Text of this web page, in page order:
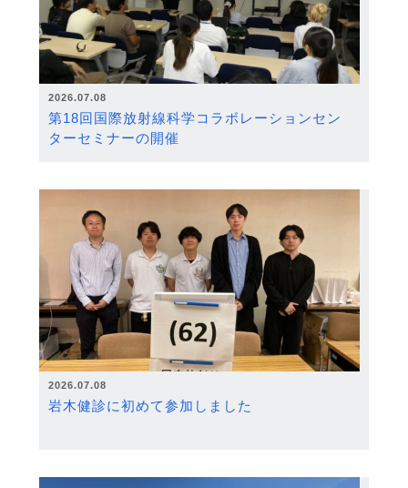
2026.07.08
第18回国際放射線科学コラボレーションセン
ターセミナーの開催
2026.07.08
岩木健診に初めて参加しました